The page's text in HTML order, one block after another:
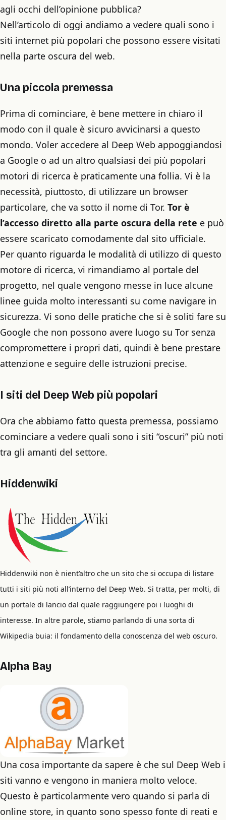
agli occhi dell’opinione pubblica?
Nell’articolo di oggi andiamo a vedere quali sono i
siti internet più popolari che possono essere visitati
nella parte oscura del web.
Una piccola premessa
Prima di cominciare, è bene mettere in chiaro il
modo con il quale è sicuro avvicinarsi a questo
mondo. Voler accedere al Deep Web appoggiandosi
a Google o ad un altro qualsiasi dei più popolari
motori di ricerca è praticamente una follia. Vi è la
necessità, piuttosto, di utilizzare un browser
particolare, che va sotto il nome di Tor. Tor è
l’accesso diretto alla parte oscura della rete e può
essere scaricato comodamente dal sito ufficiale.
Per quanto riguarda le modalità di utilizzo di questo
motore di ricerca, vi rimandiamo al portale del
progetto, nel quale vengono messe in luce alcune
linee guida molto interessanti su come navigare in
sicurezza. Vi sono delle pratiche che si è soliti fare su
Google che non possono avere luogo su Tor senza
compromettere i propri dati, quindi è bene prestare
attenzione e seguire delle istruzioni precise.
I siti del Deep Web più popolari
Ora che abbiamo fatto questa premessa, possiamo
cominciare a vedere quali sono i siti “oscuri” più noti
tra gli amanti del settore.
Hiddenwiki
Hiddenwiki non è nient’altro che un sito che si occupa di listare
tutti i siti più noti all’interno del Deep Web. Si tratta, per molti, di
un portale di lancio dal quale raggiungere poi i luoghi di
interesse. In altre parole, stiamo parlando di una sorta di
Wikipedia buia: il fondamento della conoscenza del web oscuro.
Alpha Bay
Una cosa importante da sapere è che sul Deep Web i
siti vanno e vengono in maniera molto veloce.
Questo è particolarmente vero quando si parla di
online store, in quanto sono spesso fonte di reati e